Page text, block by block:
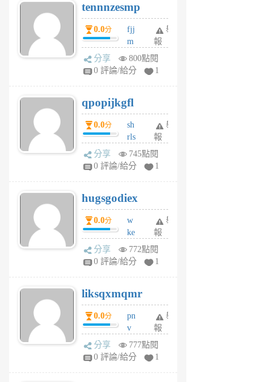
6
個
月
前
tennnzesmp
0.0分
fjj
m
w
rs
6
個
月
前
舉
報
分享
800點閱
0 評論/給分
1
qpopijkgfl
0.0分
sh
rls
k
m
6
個
月
前
舉
報
分享
745點閱
0 評論/給分
1
hugsgodiex
0.0分
w
ke
rv
pj
6
個
月
前
舉
報
分享
772點閱
0 評論/給分
1
liksqxmqmr
0.0分
pn
v
wt
sv
舉
報
分享
777點閱
0 評論/給分
1